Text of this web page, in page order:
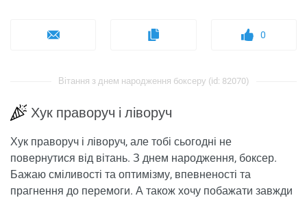
0
Вітання з днем ​​народження боксеру (id: 82070)
Хук праворуч і ліворуч
Хук праворуч і ліворуч, але тобі сьогодні не
повернутися від вітань. З днем ​​народження, боксер.
Бажаю сміливості та оптимізму, впевненості та
прагнення до перемоги. А також хочу побажати завжди